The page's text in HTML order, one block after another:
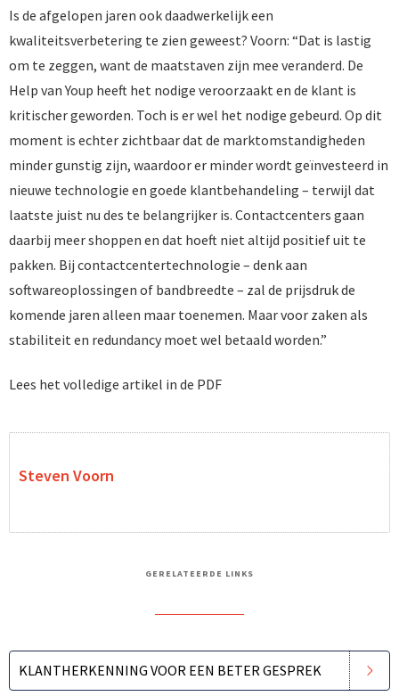
Is de afgelopen jaren ook daadwerkelijk een
kwaliteitsverbetering te zien geweest? Voorn: “Dat is lastig
om te zeggen, want de maatstaven zijn mee veranderd. De
Help van Youp heeft het nodige veroorzaakt en de klant is
kritischer geworden. Toch is er wel het nodige gebeurd. Op dit
moment is echter zichtbaar dat de marktomstandigheden
minder gunstig zijn, waardoor er minder wordt geïnvesteerd in
nieuwe technologie en goede klantbehandeling – terwijl dat
laatste juist nu des te belangrijker is. Contactcenters gaan
daarbij meer shoppen en dat hoeft niet altijd positief uit te
pakken. Bij contactcentertechnologie – denk aan
softwareoplossingen of bandbreedte – zal de prijsdruk de
komende jaren alleen maar toenemen. Maar voor zaken als
stabiliteit en redundancy moet wel betaald worden.”
Lees het volledige artikel in de PDF
Steven Voorn
GERELATEERDE LINKS
KLANTHERKENNING VOOR EEN BETER GESPREK